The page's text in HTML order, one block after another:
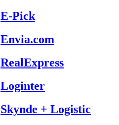
E-Pick
Envia.com
RealExpress
Loginter
Skynde + Logistic